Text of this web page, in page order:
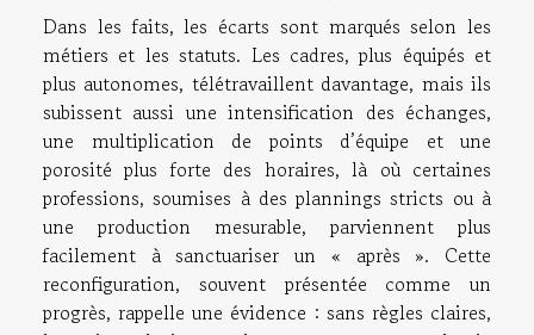
Dans les faits, les écarts sont marqués selon les
métiers et les statuts. Les cadres, plus équipés et
plus autonomes, télétravaillent davantage, mais ils
subissent aussi une intensification des échanges,
une multiplication de points d’équipe et une
porosité plus forte des horaires, là où certaines
professions, soumises à des plannings stricts ou à
une production mesurable, parviennent plus
facilement à sanctuariser un « après ». Cette
reconfiguration, souvent présentée comme un
progrès, rappelle une évidence : sans règles claires,